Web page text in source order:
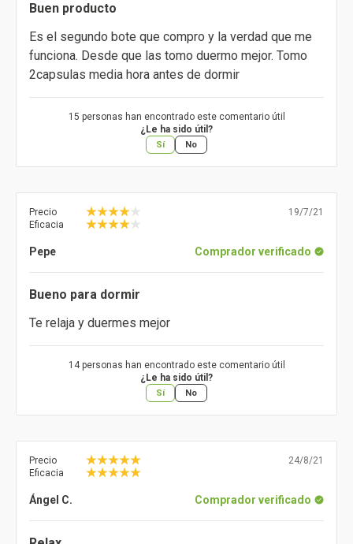
Buen producto
Es el segundo bote que compro y la verdad que me
funciona. Desde que las tomo duermo mejor. Tomo
2capsulas media hora antes de dormir
15 personas han encontrado este comentario útil
¿Le ha sido útil?
Sí No
Precio
Eficacia
19/7/21
Pepe Comprador verificado
Bueno para dormir
Te relaja y duermes mejor
14 personas han encontrado este comentario útil
¿Le ha sido útil?
Sí No
Precio
Eficacia
24/8/21
Ángel C. Comprador verificado